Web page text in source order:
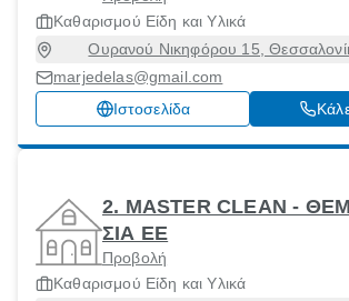
Καθαρισμού Είδη και Υλικά
Ουρανού Νικηφόρου 15,
Θεσσαλονίκη, 54627
marjedelas@gmail.com
Ιστοσελίδα
2. MASTER CLEAN -
ΣΙΑ ΕΕ
Προβολή
Καθαρισμού Είδη και Υλικά